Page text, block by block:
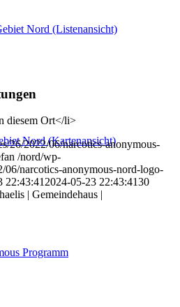
Nord (Listenansicht)
Nord (Kartenansicht)
Programm
diesem Ort</li>
26/2022/06/narcotics-anonymous-
/nord/wp-
06/narcotics-anonymous-nord-logo-
22:43:41 2024-05-23 22:43:4130
| Gemeindehaus |